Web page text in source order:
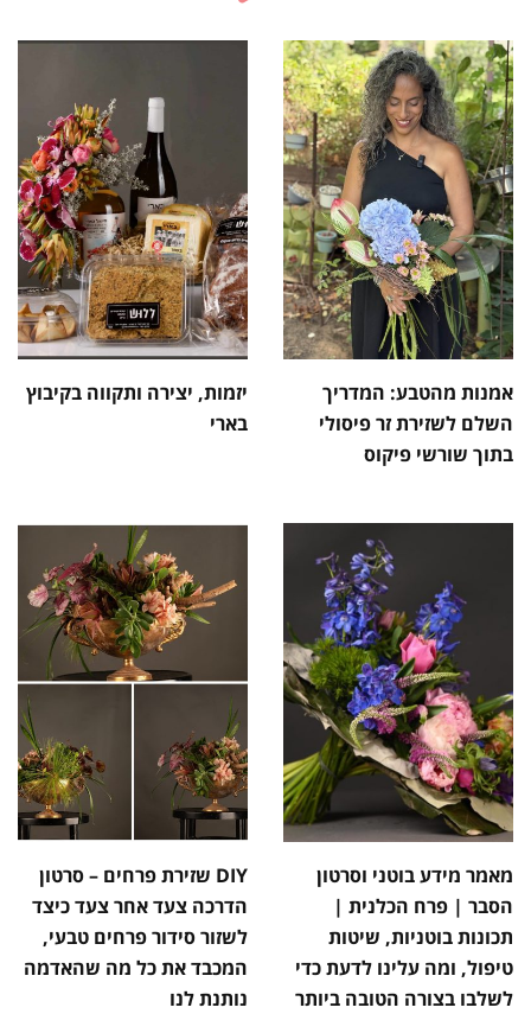
אמנות מהטבע: המדריך
השלם לשזירת זר פיסולי
בתוך שורשי פיקוס
יזמות, יצירה ותקווה בקיבוץ
בארי
מאמר מידע בוטני וסרטון
הסבר | פרח הכלנית |
תכונות בוטניות, שיטות
טיפול, ומה עלינו לדעת כדי
לשלבו בצורה הטובה ביותר
DIY שזירת פרחים – סרטון
הדרכה צעד אחר צעד כיצד
לשזור סידור פרחים טבעי,
המכבד את כל מה שהאדמה
נותנת לנו